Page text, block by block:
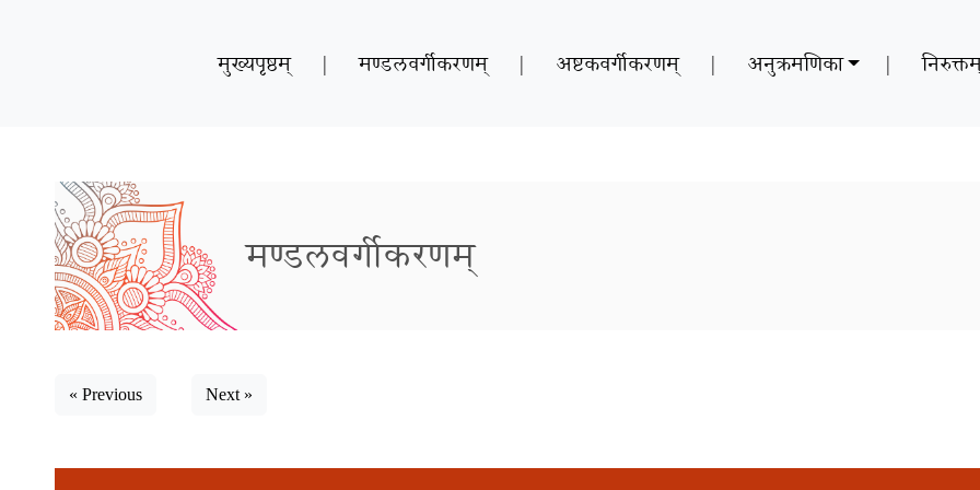
मुख्यपृष्ठम् | मण्डलवर्गीकरणम् | अष्टकवर्गीकरणम् | अनुक्रमणिका |
मण्डलवर्गीकरणम्
« Previous Next »